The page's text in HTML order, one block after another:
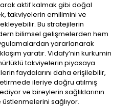
aktif kalmak gibi doğal
takviyelerin emilimini ve
Bu stratejilerin
bilimsel gelişmelerden hem
yararlanarak
yaratır. Vidafy’nin kurkumin
takviyelerin piyasaya
faydalarını daha erişilebilir,
ileriye doğru atılmış
ve bireylerin sağlıklarının
sağlıyor.